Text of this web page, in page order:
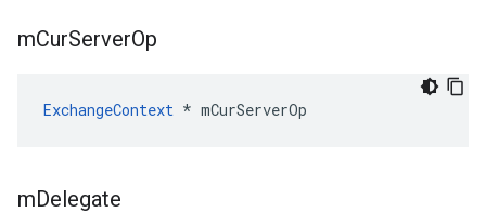
mCurServerOp
ExchangeContext * mCurServerOp
mDelegate